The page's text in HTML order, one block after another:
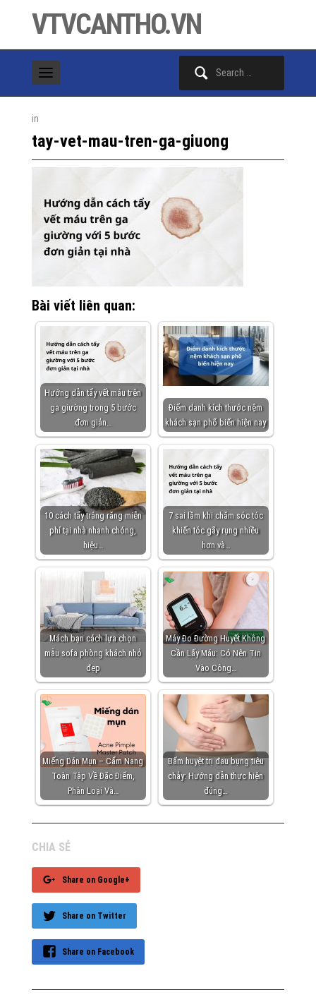
VTVCANTHO.VN
in
tay-vet-mau-tren-ga-giuong
Bài viết liên quan:
Hướng dẫn tẩy vết máu trên
ga giường trong 5 bước
đơn giản…
Điểm danh kích thước nệm
khách sạn phổ biến hiện nay
10 cách tẩy trắng răng miễn
phí tại nhà nhanh chóng,
hiệu…
7 sai lầm khi chăm sóc tóc
khiến tóc gãy rụng nhiều
hơn và…
Mách bạn cách lựa chọn
mẫu sofa phòng khách nhỏ
đẹp
Máy Đo Đường Huyết Không
Cần Lấy Máu: Có Nên Tin
Vào Công…
Miếng Dán Mụn – Cẩm Nang
Toàn Tập Về Đặc Điểm,
Phân Loại Và…
Bấm huyệt trị đau bụng tiêu
chảy: Hướng dẫn thực hiện
đúng…
CHIA SẺ
Share on Google+
Share on Twitter
Share on Facebook